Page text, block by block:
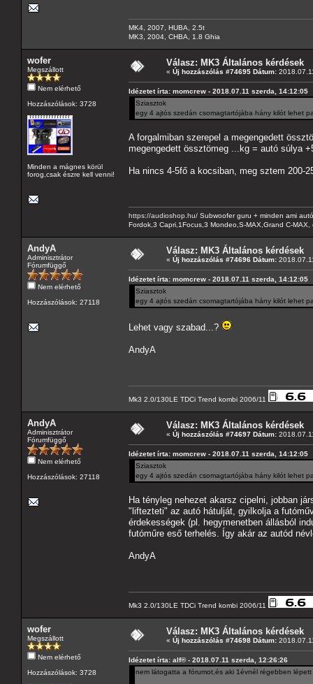
MK4, 2007, HUBA, 2.5t
MK3, 2004, CHBA, 1.8 Ghia
wofer
Megszállott
Nem elérhető
Hozzászólások: 3728
Minden a mágnes körül
forog,csak észre kell venni!
Válasz: MK3 Általános kérdések
« Új hozzászólás #74695 Dátum:
Idézetet írta: momcrew - 2018.07.11 szerda, 14:12:05
Sziasztok
egy 4 ajtós szedán csomagtartójába hány kilót lehet
A forgalmiban szerepel a megengedett
megengedett össztömeg ...kg = autó súlya
Ha nincs 4-5fő a kocsiban, meg sztem 200-
https://audioshop.hu/ Subwoofer guru + minden ami
Fordok,3 Capri,1Focus,3 Mondeo,S-MAX,Grand C-
AndyA
Adminisztrátor
Fórumfüggő
Nem elérhető
Hozzászólások: 27118
Válasz: MK3 Általános kérdések
« Új hozzászólás #74696 Dátum:
Idézetet írta: momcrew - 2018.07.11 szerda, 14:12:05
Sziasztok
egy 4 ajtós szedán csomagtartójába hány kilót lehet
Lehet vagy szabad...?
AndyA
Mk3 2.0/130LE TDCi Trend kombi 2006/11
AndyA
Adminisztrátor
Fórumfüggő
Nem elérhető
Hozzászólások: 27118
Válasz: MK3 Általános kérdések
« Új hozzászólás #74697 Dátum:
Idézetet írta: momcrew - 2018.07.11 szerda, 14:12:05
Sziasztok
egy 4 ajtós szedán csomagtartójába hány kilót lehet
Ha tényleg nehezet akarsz cipelni, jobban
"liftezteti" az autó hátulját, gyilkolja a
érdekességek (pl. hegymenetben állásból
futóműre eső terhelés. Így akár az autód
AndyA
Mk3 2.0/130LE TDCi Trend kombi 2006/11
wofer
Megszállott
Nem elérhető
Hozzászólások: 3728
Válasz: MK3 Általános kérdések
« Új hozzászólás #74698 Dátum:
Idézetet írta: alf® - 2018.07.11 szerda, 12:26:26
nem látogatta a fórumot,és aki 1évnél régebben